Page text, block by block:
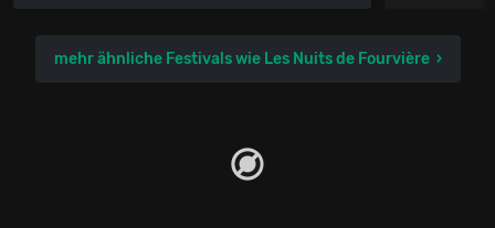
mehr ähnliche Festivals wie Les Nuits de Fourvière